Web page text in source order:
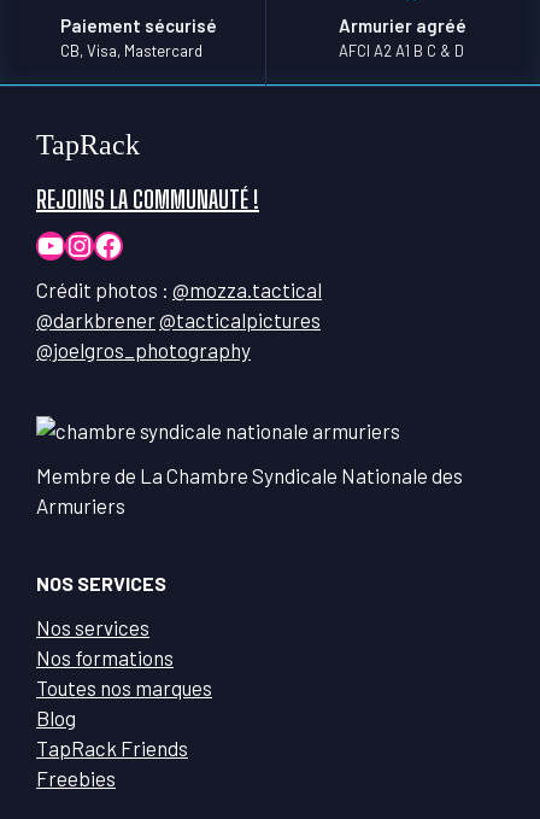
Paiement sécurisé
CB, Visa, Mastercard
Armurier agréé
AFCI A2 A1 B C & D
TapRack
REJOINS LA COMMUNAUTÉ !
YouTube
Instagram
Facebook
Crédit photos : @mozza.tactical
@darkbrener@tacticalpictures
@joelgros_photography
Membre de La Chambre Syndicale Nationale des
Armuriers
NOS SERVICES
Nos services
Nos formations
Toutes nos marques
Blog
TapRack Friends
Freebies